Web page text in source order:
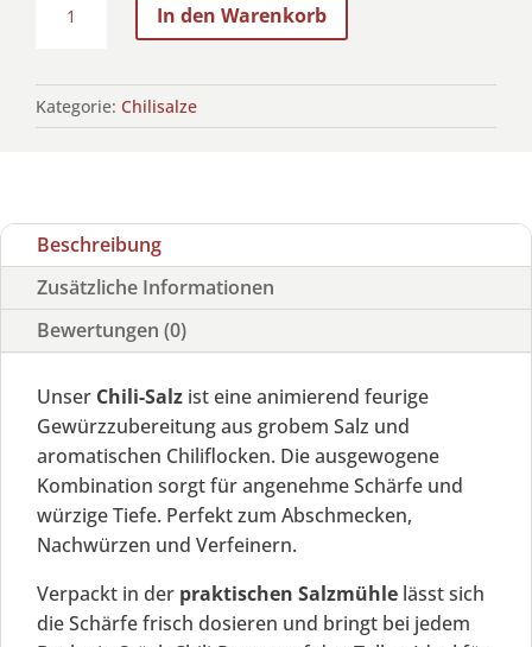
In den Warenkorb
Kategorie: Chilisalze
Beschreibung
Zusätzliche Informationen
Bewertungen (0)
Unser Chili-Salz ist eine animierend feurige
Gewürzzubereitung aus grobem Salz und
aromatischen Chiliflocken. Die ausgewogene
Kombination sorgt für angenehme Schärfe und
würzige Tiefe. Perfekt zum Abschmecken,
Nachwürzen und Verfeinern.
Verpackt in der praktischen Salzmühle lässt sich
die Schärfe frisch dosieren und bringt bei jedem